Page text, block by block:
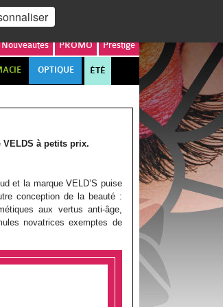
Nouveautés PROMO Prestige
OPTIQUE ÉTÉ
VELDS à petits prix.
et la marque VELD’S puise
conception de la beauté :
aux vertus anti-âge,
novatrices exemptes de